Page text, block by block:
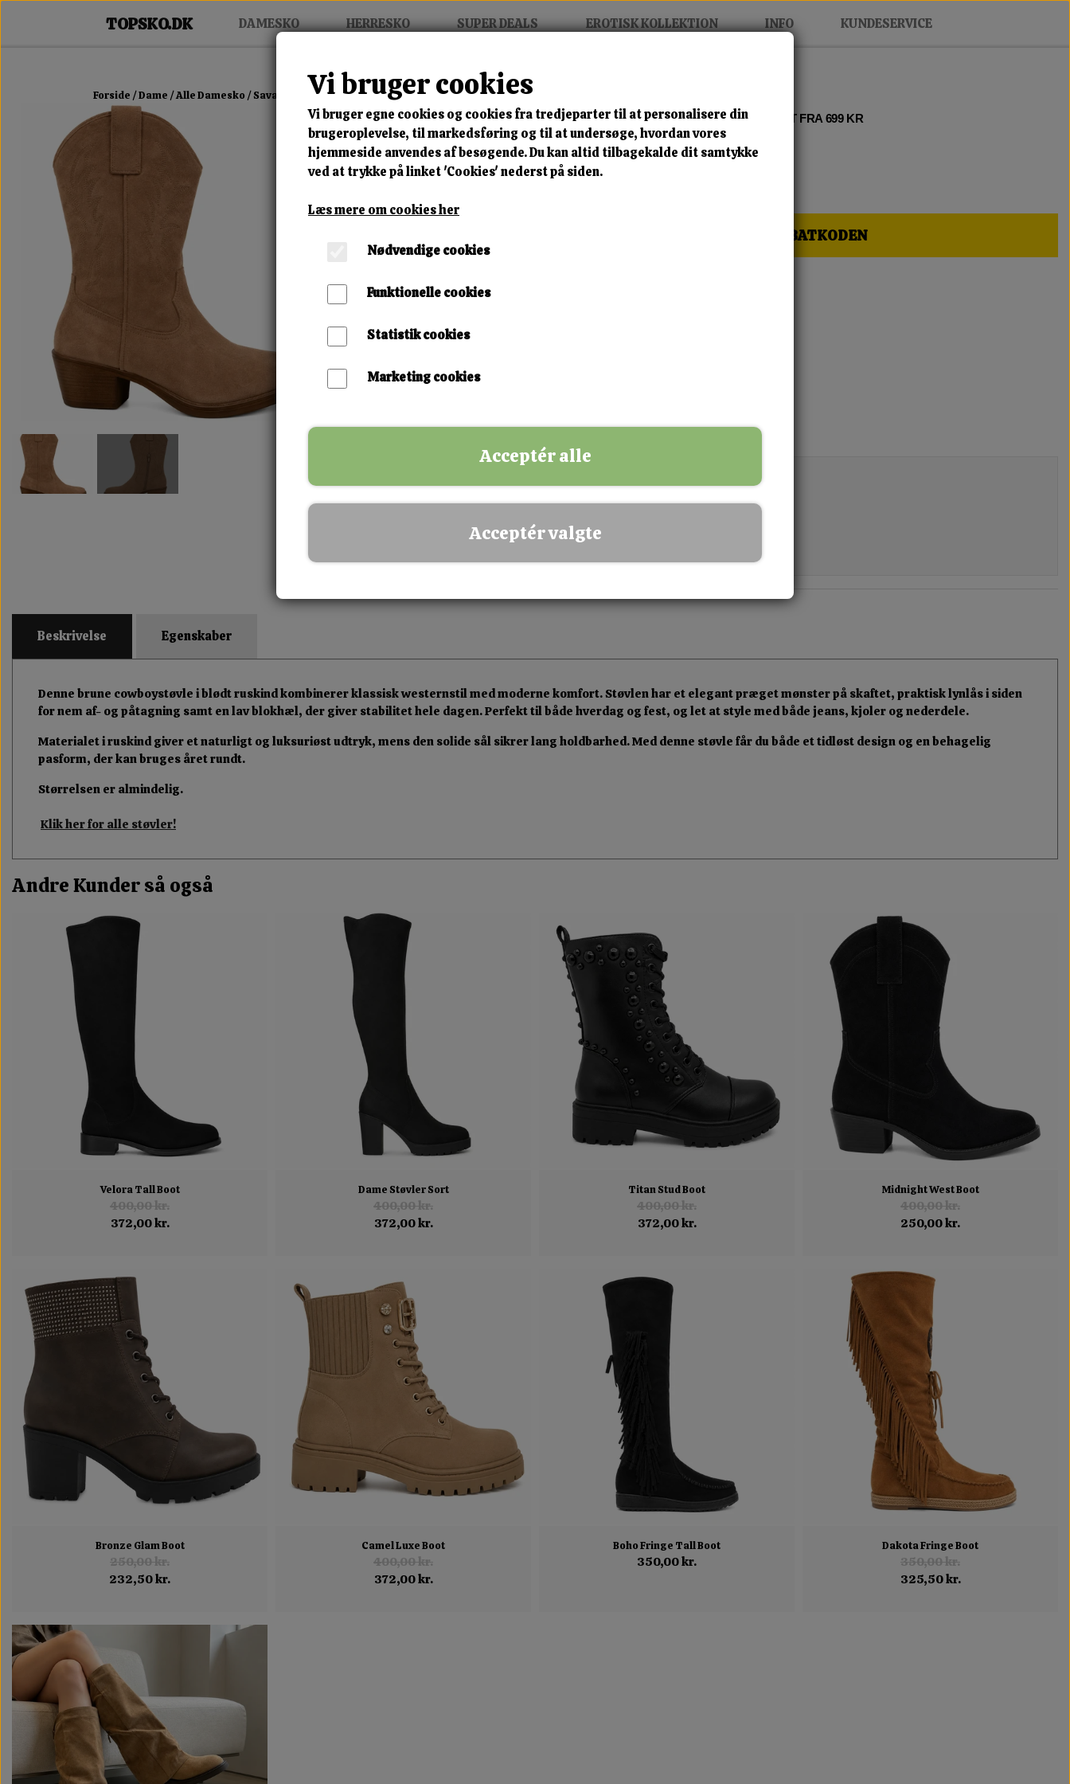
DAMESKO HERRESKO SUPER DEALS EROTISK KOLLEKTION INFO KUNDESERVICE
Forside Dame Alle Damesko Savanna West Boot
MIX FRIT • KØB 3 BETAL FOR 2 • FRI FRAGT FRA 699 KR
Savanna West Boot
🎁 SPAR 10 % – KLIK HER OG FÅ RABATKODEN
372,00 kr.
Størrelse
✅ Dansk webshop
✅ Fysisk butik i Esbjerg
Beskrivelse Egenskaber
Denne brune cowboystøvle i blødt ruskind kombinerer klassisk westernstil med moderne komfort. Støvlen har et elegant præget mønster på skaftet, praktisk lynlås i siden
for nem af- og påtagning samt en lav blokhæl, der giver stabilitet hele dagen. Perfekt til både hverdag og fest, og let at style med både jeans, kjoler og nederdele.
Materialet i ruskind giver et naturligt og luksuriøst udtryk, mens den solide sål sikrer lang holdbarhed. Med denne støvle får du både et tidløst design og en behagelig
pasform, der kan bruges året rundt.
Størrelsen er almindelig.
Klik her for alle støvler!
Andre Kunder så også
Velora Tall Boot
400,00 kr.
372,00 kr.
Dame Støvler Sort
400,00 kr.
372,00 kr.
Titan Stud Boot
400,00 kr.
372,00 kr.
Midnight West Boot
400,00 kr.
250,00 kr.
Bronze Glam Boot
250,00 kr.
232,50 kr.
Camel Luxe Boot
400,00 kr.
372,00 kr.
Boho Fringe Tall Boot
350,00 kr.
Dakota Fringe Boot
350,00 kr.
325,50 kr.
Vi bruger cookies
Vi bruger egne cookies og cookies fra tredjeparter til at personalisere din
brugeroplevelse, til markedsføring og til at undersøge, hvordan vores
hjemmeside anvendes af besøgende. Du kan altid tilbagekalde dit samtykke
ved at trykke på linket 'Cookies' nederst på siden.
Læs mere om cookies her
Nødvendige cookies
Funktionelle cookies
Statistik cookies
Marketing cookies
Acceptér alle
Acceptér valgte